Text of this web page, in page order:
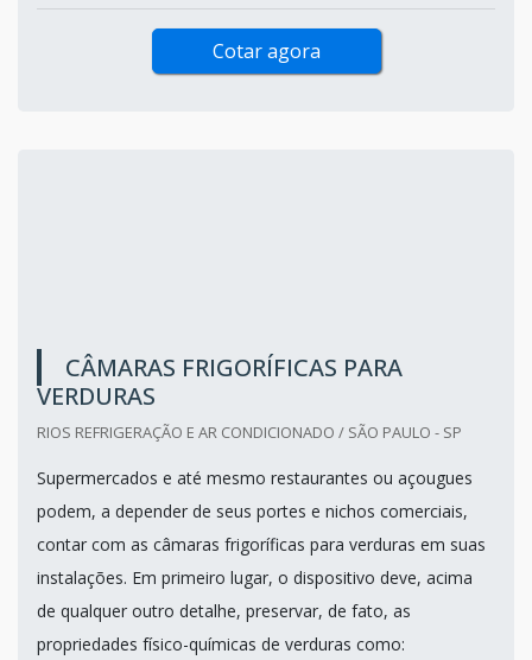
Cotar agora
CÂMARAS FRIGORÍFICAS PARA
VERDURAS
RIOS REFRIGERAÇÃO E AR CONDICIONADO / SÃO PAULO - SP
Supermercados e até mesmo restaurantes ou açougues
podem, a depender de seus portes e nichos comerciais,
contar com as câmaras frigoríficas para verduras em suas
instalações. Em primeiro lugar, o dispositivo deve, acima
de qualquer outro detalhe, preservar, de fato, as
propriedades físico-químicas de verduras como: